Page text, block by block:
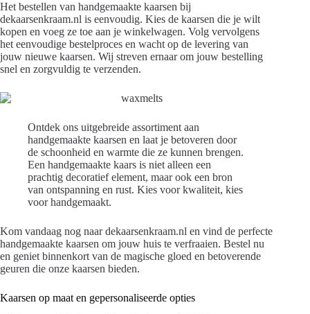
Het bestellen van handgemaakte kaarsen bij
dekaarsenkraam.nl is eenvoudig. Kies de kaarsen die je wilt
kopen en voeg ze toe aan je winkelwagen. Volg vervolgens
het eenvoudige bestelproces en wacht op de levering van
jouw nieuwe kaarsen. Wij streven ernaar om jouw bestelling
snel en zorgvuldig te verzenden.
Ontdek ons uitgebreide assortiment aan
handgemaakte kaarsen en laat je betoveren door
de schoonheid en warmte die ze kunnen brengen.
Een handgemaakte kaars is niet alleen een
prachtig decoratief element, maar ook een bron
van ontspanning en rust. Kies voor kwaliteit, kies
voor handgemaakt.
Kom vandaag nog naar dekaarsenkraam.nl en vind de perfecte
handgemaakte kaarsen om jouw huis te verfraaien. Bestel nu
en geniet binnenkort van de magische gloed en betoverende
geuren die onze kaarsen bieden.
Kaarsen op maat en gepersonaliseerde opties